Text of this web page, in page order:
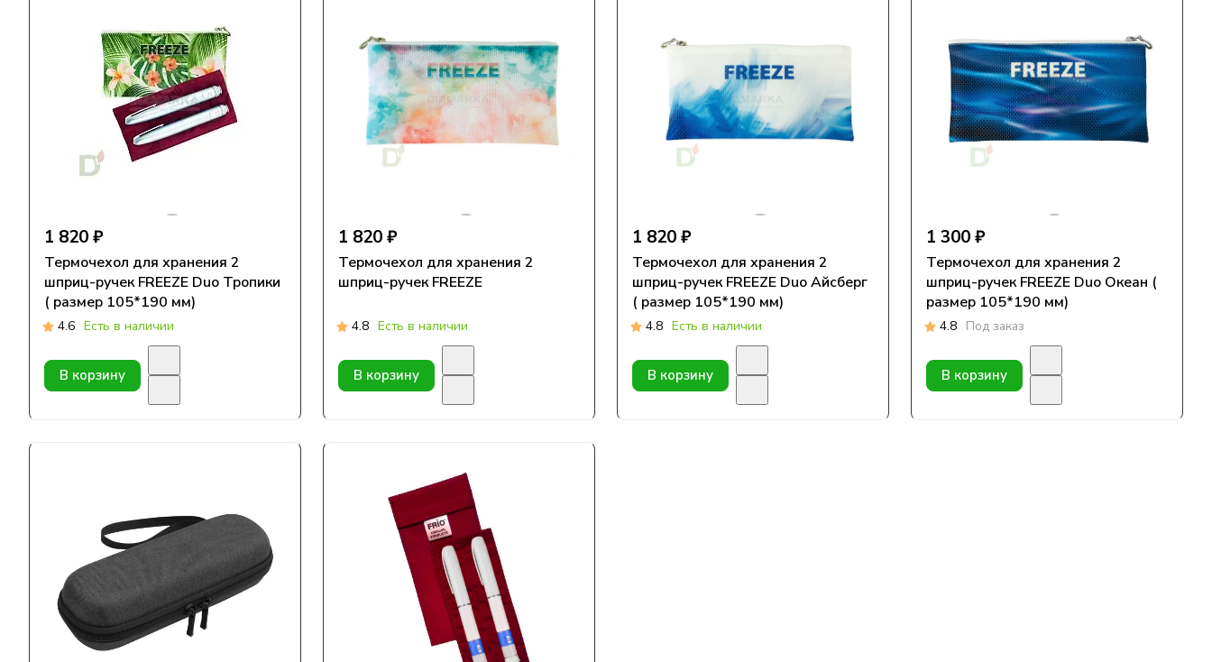
1 820 ₽
Термочехол для хранения 2
шприц-ручек FREEZE Duo Тропики
( размер 105*190 мм)
4.6 Есть в наличии
В корзину
1 820 ₽
Термочехол для хранения 2
шприц-ручек FREEZE
4.8 Есть в наличии
В корзину
1 820 ₽
Термочехол для хранения 2
шприц-ручек FREEZE Duo Айсберг
( размер 105*190 мм)
4.8 Есть в наличии
В корзину
1 300 ₽
Термочехол для хранения 2
шприц-ручек FREEZE Duo Океан (
размер 105*190 мм)
4.8 Под заказ
В корзину